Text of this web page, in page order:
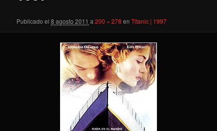
Publicado el 8 agosto 2011 a200 × 278 enTitanic | 1997